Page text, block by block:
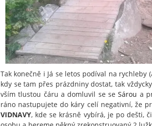
Tak konečně i Já se letos podíval na
kdy se tam přes prázdniny dostat, tak
vším tlustou čáru a domluvil se seSárou a
ráno nastupujete do káry celí negativní, že
VIDNAVY, kde se krásně vybírá, je po dešti,